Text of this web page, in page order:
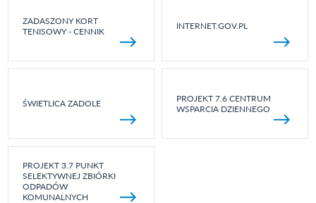
ZADASZONY KORT
TENISOWY - CENNIK
INTERNET.GOV.PL
ŚWIETLICA ZADOLE
PROJEKT 7.6 CENTRUM
WSPARCIA DZIENNEGO
PROJEKT 3.7 PUNKT
SELEKTYWNEJ ZBIÓRKI
ODPADÓW
KOMUNALNYCH